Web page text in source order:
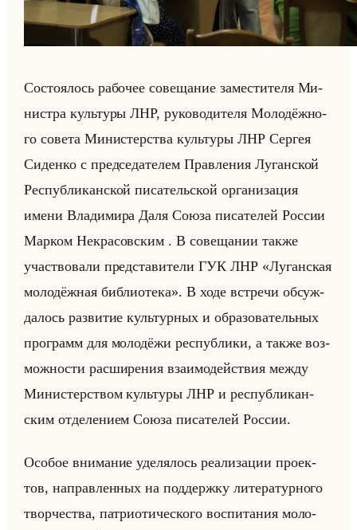
Со­сто­ялось ра­бо­чее со­ве­ща­ние за­ме­сти­те­ля Ми­
ни­стра культу­ры ЛНР, ру­ко­во­ди­те­ля Мо­ло­дёж­но­
го со­ве­та Ми­ни­стер­ства культу­ры ЛНР Сер­гея
Си­ден­ко с пред­се­да­те­лем Прав­ле­ния Лу­ган­ской
Рес­пуб­ли­кан­ской пи­са­тельской ор­га­ни­за­ция
имени Вла­ди­ми­ра Даля Союза пи­са­те­лей Рос­сии
Мар­ком Некра­сов­ским . В со­ве­ща­нии также
участ­во­ва­ли пред­ста­ви­те­ли ГУК ЛНР «Луганская
молодёжная библиотека». В ходе встре­чи об­суж­
да­лось раз­ви­тие культур­ных и об­ра­зо­ва­тельных
про­грамм для мо­ло­дё­жи рес­пуб­ли­ки, а также воз­
мож­но­сти рас­ши­ре­ния вза­имо­действия между
Ми­ни­стер­ством культу­ры ЛНР и рес­пуб­ли­кан­
ским от­де­ле­ни­ем Союза пи­са­те­лей Рос­сии.
Осо­бое вни­ма­ние уде­ля­лось ре­али­за­ции про­ек­
тов, на­прав­лен­ных на под­держ­ку ли­те­ра­тур­но­го
твор­че­ства, пат­ри­оти­че­ско­го вос­пи­та­ния мо­ло­